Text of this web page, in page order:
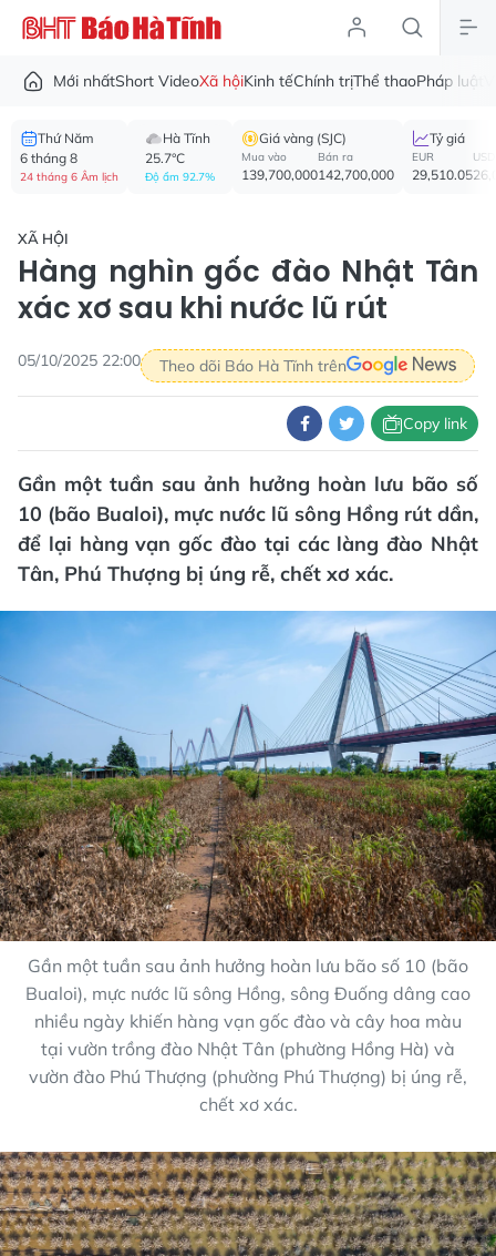
Mới nhấtShort VideoXã hộiKinh tếChính trịThể thaoPháp luật
Thứ Năm
6 tháng 8
24 tháng 6 Âm lịch
Hà Tĩnh
25.7°C
Độ ẩm 92.7%
Giá vàng (SJC)
Mua vào
139,700,000
Bán ra
142,700,000
Tỷ giá
EUR
29,510.05
USD
XÃ HỘI
Hàng nghìn gốc đào Nhật Tân
xác xơ sau khi nước lũ rút
05/10/2025 22:00 Theo dõi Báo Hà Tĩnh trên
Copy link
Gần một tuần sau ảnh hưởng hoàn lưu bão số
10 (bão Bualoi), mực nước lũ sông Hồng rút dần,
để lại hàng vạn gốc đào tại các làng đào Nhật
Tân, Phú Thượng bị úng rễ, chết xơ xác.
Gần một tuần sau ảnh hưởng hoàn lưu bão số 10 (bão
Bualoi), mực nước lũ sông Hồng, sông Đuống dâng cao
nhiều ngày khiến hàng vạn gốc đào và cây hoa màu
tại vườn trồng đào Nhật Tân (phường Hồng Hà) và
vườn đào Phú Thượng (phường Phú Thượng) bị úng rễ,
chết xơ xác.